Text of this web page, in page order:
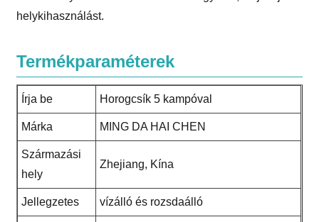
helykihasználást.
Termékparaméterek
Írja be Horogcsík 5 kampóval
Márka MING DA HAI CHEN
Származási
hely
Zhejiang, Kína
Jellegzetes vízálló és rozsdaálló